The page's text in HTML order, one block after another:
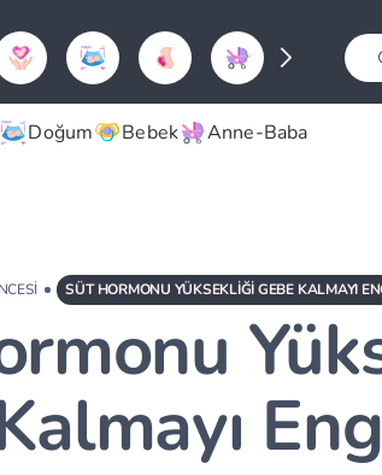
Doğum Bebek Anne-Baba
SÜT HORMONU YÜKSEKLIĞI GEBE KALMAYI